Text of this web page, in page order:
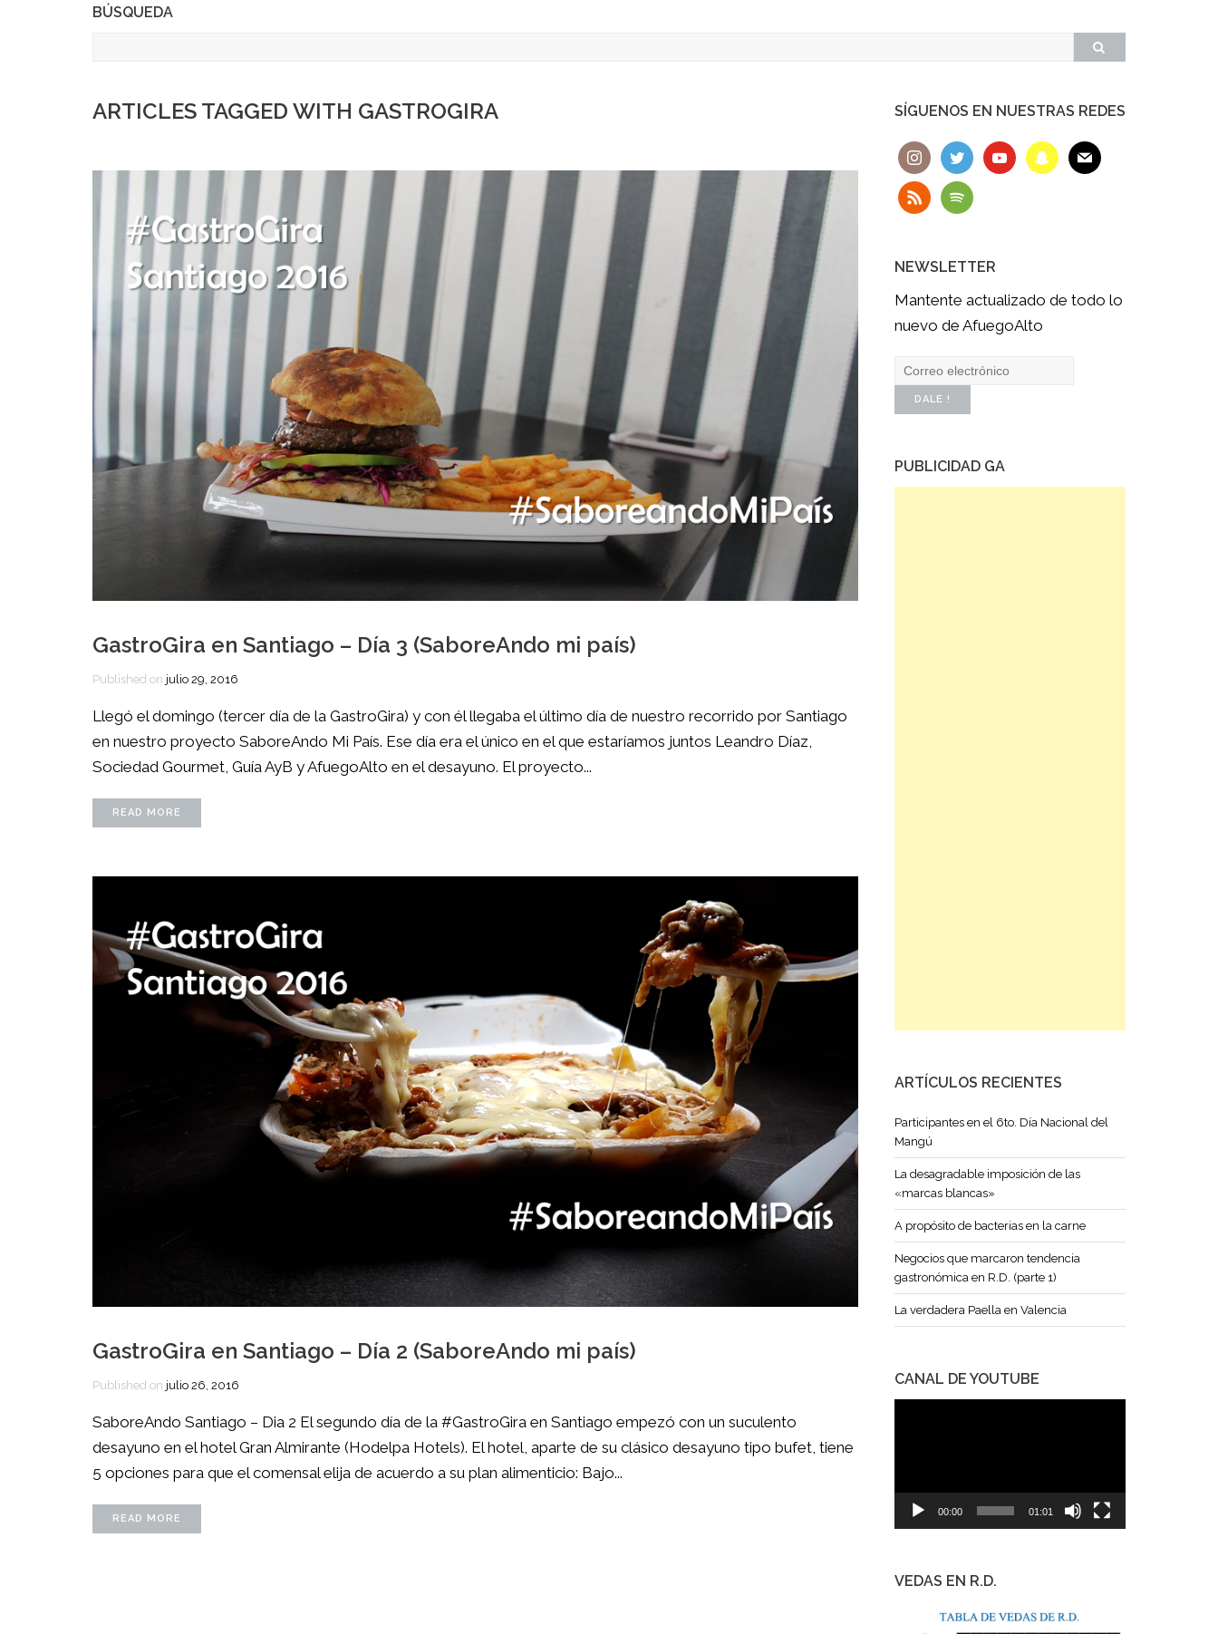
BÚSQUEDA
ARTICLES TAGGED WITH GASTROGIRA
GastroGira en Santiago – Día 3 (SaboreAndo mi país)
Published on julio 29, 2016
Llegó el domingo (tercer día de la GastroGira) y con él llegaba el último día de nuestro recorrido por Santiago
en nuestro proyecto SaboreAndo Mi País. Ese día era el único en el que estaríamos juntos Leandro Díaz,
Sociedad Gourmet, Guía AyB y AfuegoAlto en el desayuno. El proyecto...
READ MORE
GastroGira en Santiago – Día 2 (SaboreAndo mi país)
Published on julio 26, 2016
SaboreAndo Santiago – Dia 2 El segundo día de la #GastroGira en Santiago empezó con un suculento
desayuno en el hotel Gran Almirante (Hodelpa Hotels). El hotel, aparte de su clásico desayuno tipo bufet, tiene
5 opciones para que el comensal elija de acuerdo a su plan alimenticio: Bajo...
READ MORE
SÍGUENOS EN NUESTRAS REDES
NEWSLETTER
Mantente actualizado de todo lo
nuevo de AfuegoAlto
PUBLICIDAD GA
ARTÍCULOS RECIENTES
Participantes en el 6to. Día Nacional del
Mangú
La desagradable imposición de las
«marcas blancas»
A propósito de bacterias en la carne
Negocios que marcaron tendencia
gastronómica en R.D. (parte 1)
La verdadera Paella en Valencia
CANAL DE YOUTUBE
00:00 01:01
VEDAS EN R.D.